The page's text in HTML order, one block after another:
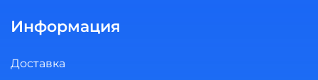
Информация
Доставка